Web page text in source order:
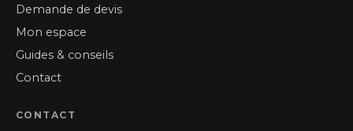
Demande de devis
Mon espace
Guides & conseils
Contact
CONTACT